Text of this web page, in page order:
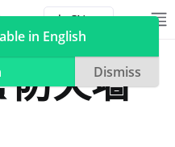
防火墙
in English
Dismiss